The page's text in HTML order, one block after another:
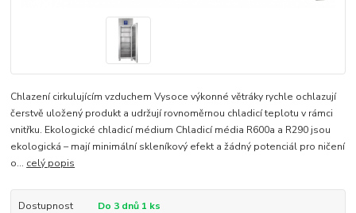
Chlazení cirkulujícím vzduchem Vysoce výkonné větráky rychle ochlazují
čerstvě uložený produkt a udržují rovnoměrnou chladicí teplotu v rámci
vnitřku. Ekologické chladicí médium Chladicí média R600a a R290 jsou
ekologická – mají minimální skleníkový efekt a žádný potenciál pro ničení
o... celý popis
Dostupnost Do 3 dnů 1 ks